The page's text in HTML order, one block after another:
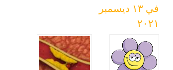
في ١٣ ديسمبر
٢٠٢١